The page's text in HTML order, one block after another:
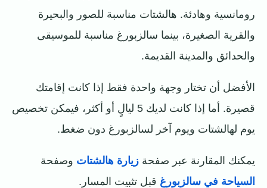
رومانسية وهادئة. هالشتات مناسبة للصور والبحيرة
والقرية الصغيرة، بينما سالزبورغ مناسبة للموسيقى
والحدائق والمدينة القديمة.
الأفضل أن تختار وجهة واحدة فقط إذا كانت إقامتك
قصيرة. أما إذا كانت لديك 5 ليالٍ أو أكثر، فيمكن تخصيص
يوم لهالشتات ويوم آخر لسالزبورغ دون ضغط.
يمكنك المقارنة عبر صفحة زيارة هالشتات وصفحة
السياحة في سالزبورغ قبل تثبيت المسار.